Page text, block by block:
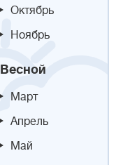
Октябрь
Ноябрь
Весной
Март
Апрель
Май